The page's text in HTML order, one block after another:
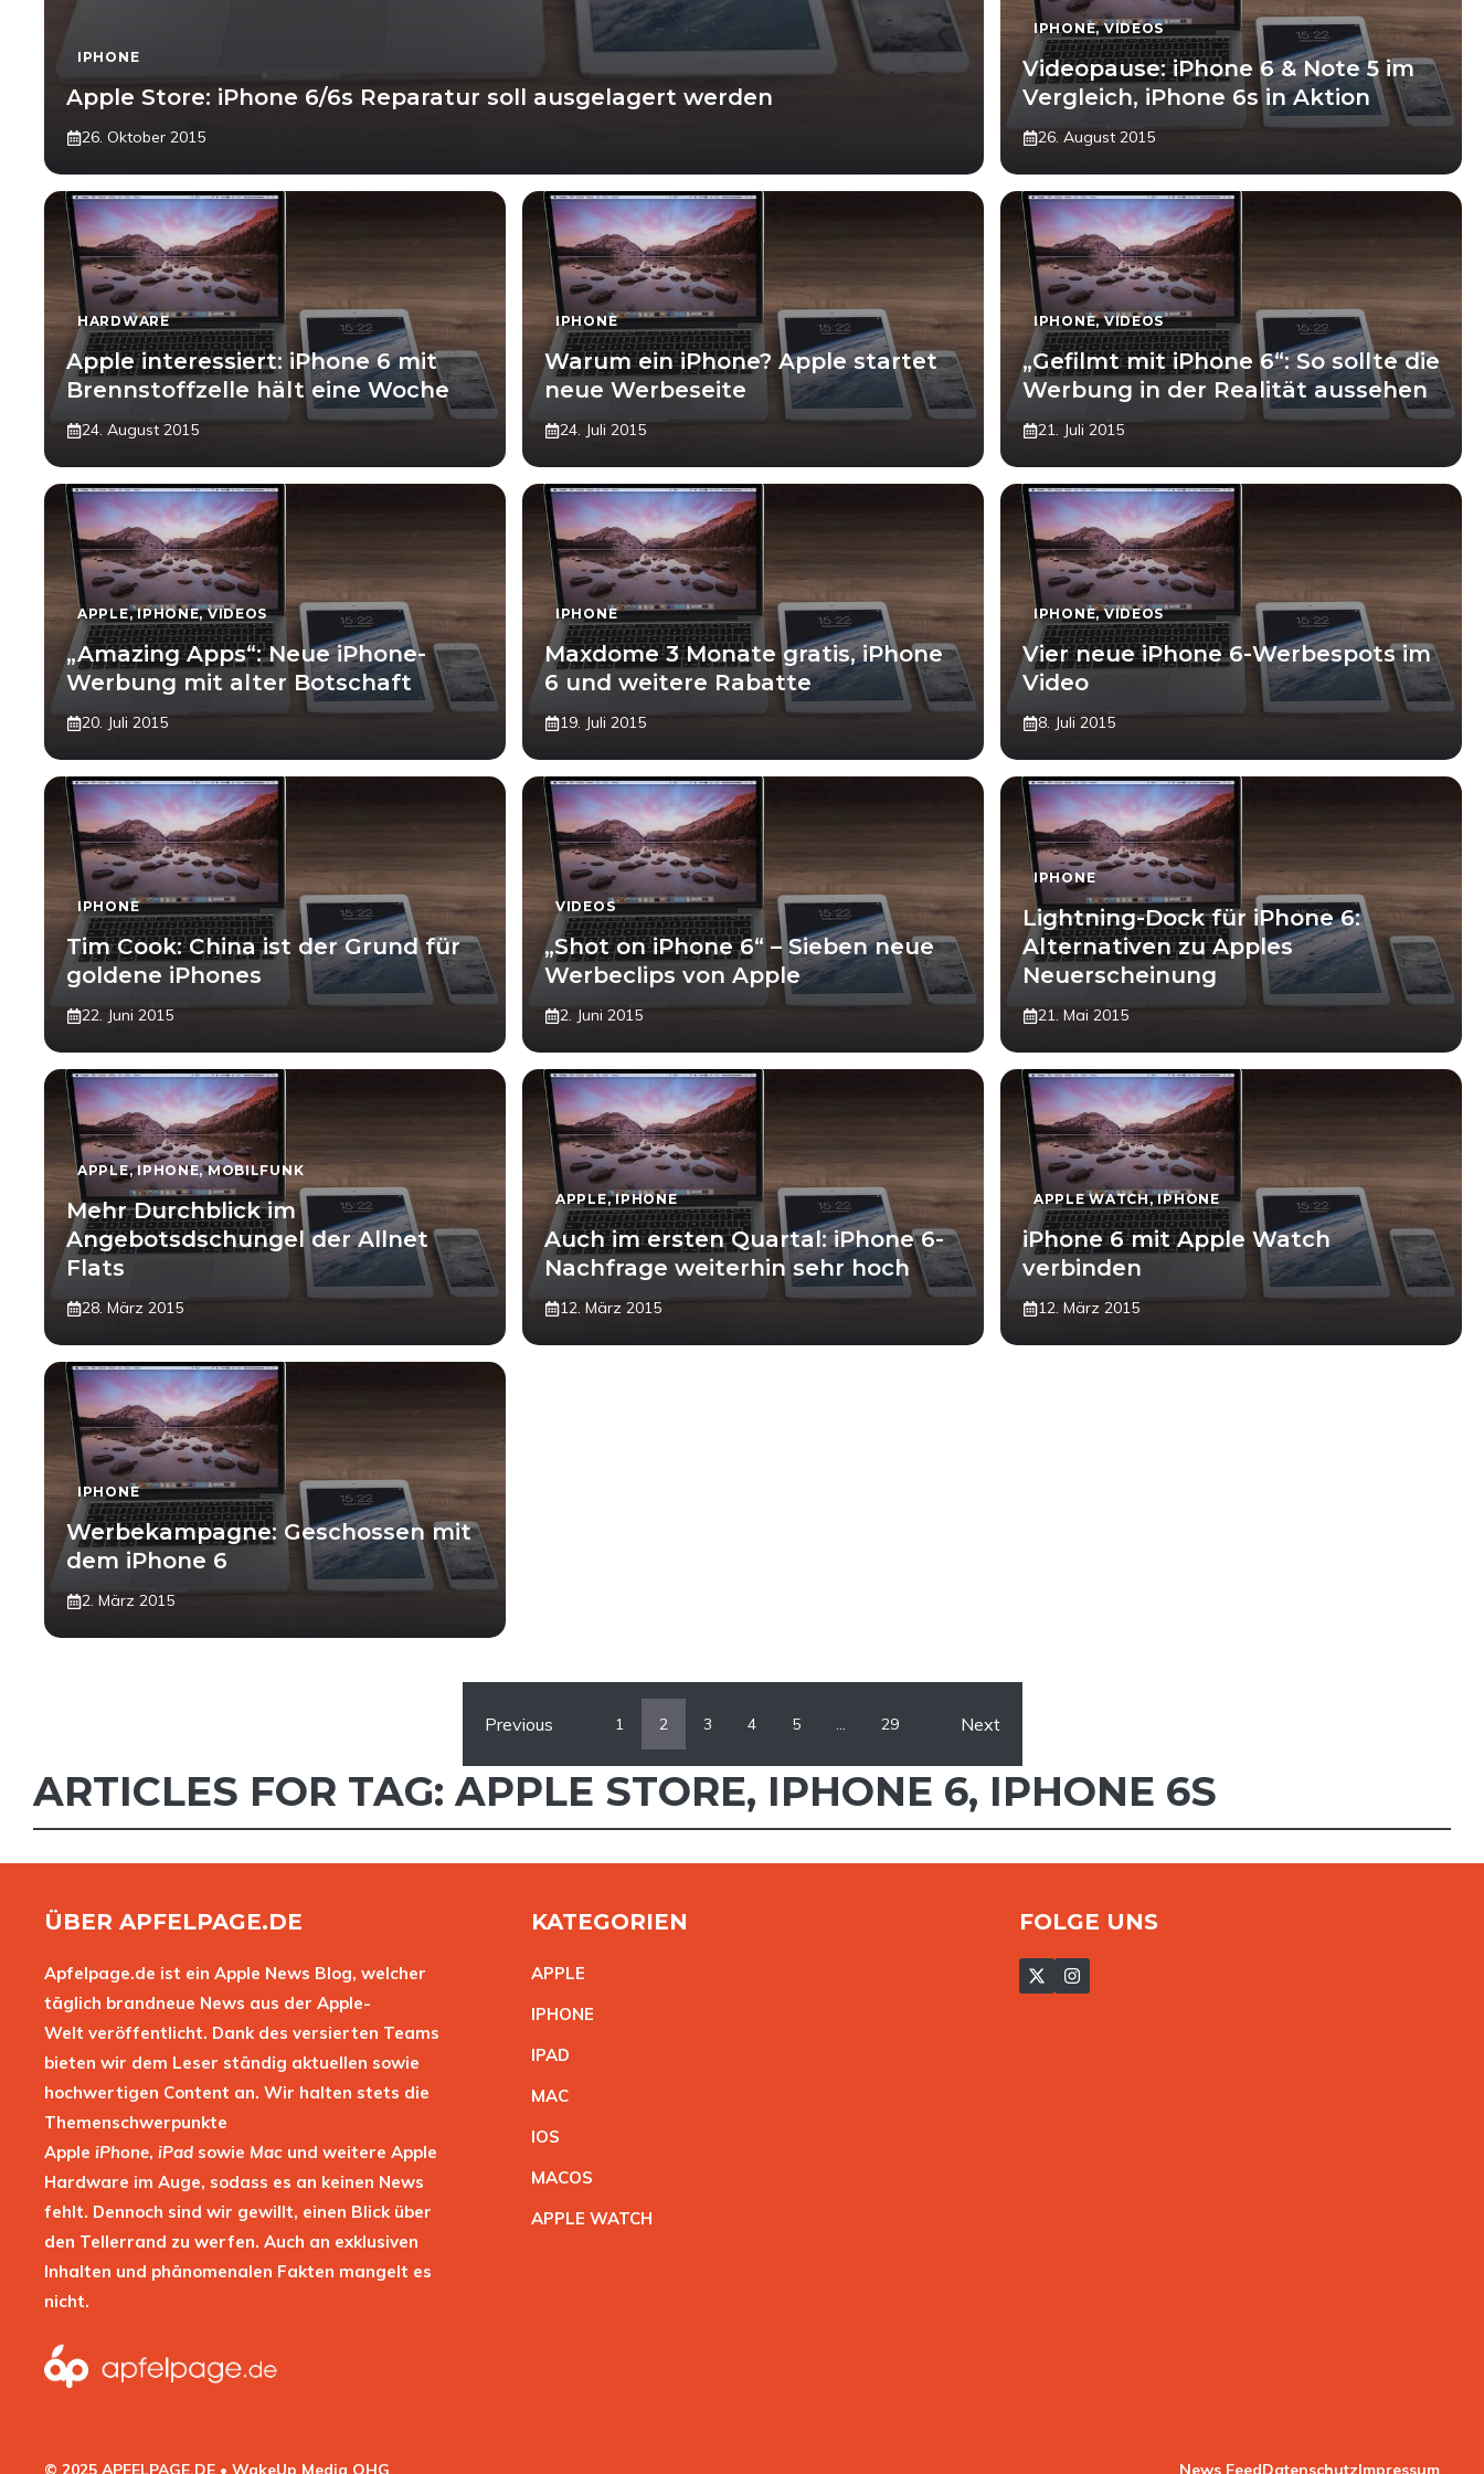
IPHONE
Apple Store: iPhone 6/6s Reparatur soll ausgelagert werden
26. Oktober 2015
IPHONE,VIDEOS
Videopause: iPhone 6 & Note 5 im
Vergleich, iPhone 6s in Aktion
26. August 2015
HARDWARE
Apple interessiert: iPhone 6 mit
Brennstoffzelle hält eine Woche
24. August 2015
IPHONE
Warum ein iPhone? Apple startet
neue Werbeseite
24. Juli 2015
IPHONE,VIDEOS
„Gefilmt mit iPhone 6“: So sollte die
Werbung in der Realität aussehen
21. Juli 2015
APPLE,IPHONE,VIDEOS
„Amazing Apps“: Neue iPhone-
Werbung mit alter Botschaft
20. Juli 2015
IPHONE
Maxdome 3 Monate gratis, iPhone
6 und weitere Rabatte
19. Juli 2015
IPHONE,VIDEOS
Vier neue iPhone 6-Werbespots im
Video
8. Juli 2015
IPHONE
Tim Cook: China ist der Grund für
goldene iPhones
22. Juni 2015
VIDEOS
„Shot on iPhone 6“ – Sieben neue
Werbeclips von Apple
2. Juni 2015
IPHONE
Lightning-Dock für iPhone 6:
Alternativen zu Apples
Neuerscheinung
21. Mai 2015
APPLE,IPHONE,MOBILFUNK
Mehr Durchblick im
Angebotsdschungel der Allnet
Flats
28. März 2015
APPLE,IPHONE
Auch im ersten Quartal: iPhone 6-
Nachfrage weiterhin sehr hoch
12. März 2015
APPLE WATCH,IPHONE
iPhone 6 mit Apple Watch
verbinden
12. März 2015
IPHONE
Werbekampagne: Geschossen mit
dem iPhone 6
2. März 2015
Previous 1 2 3 4 5 … 29 Next
ARTICLES FOR TAG:APPLE STORE, IPHONE 6, IPHONE 6S
ÜBER APFELPAGE.DE
Apfelpage.de ist ein Apple News Blog, welcher
täglich brandneue News aus der Apple-
Welt veröffentlicht. Dank des versierten Teams
bieten wir dem Leser ständig aktuellen sowie
hochwertigen Content an. Wir halten stets die
Themenschwerpunkte
Apple iPhone, iPad sowie Mac und weitere Apple
Hardware im Auge, sodass es an keinen News
fehlt. Dennoch sind wir gewillt, einen Blick über
den Tellerrand zu werfen. Auch an exklusiven
Inhalten und phänomenalen Fakten mangelt es
nicht.
KATEGORIEN
APPLE
IPHONE
IPAD
MAC
IOS
MACOS
APPLE WATCH
FOLGE UNS
© 2025 APFELPAGE.DE • WakeUp Media OHG News FeedDatenschutzImpressum